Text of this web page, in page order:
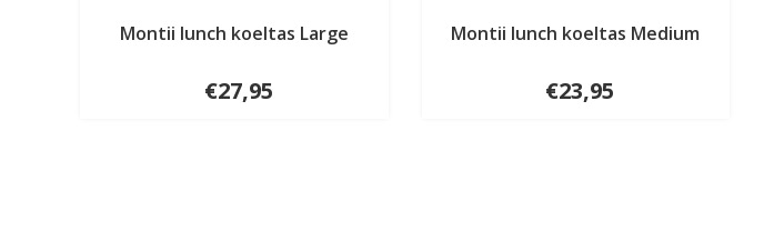
Montii lunch koeltas Large
€27,95
Montii lunch koeltas Medium
€23,95